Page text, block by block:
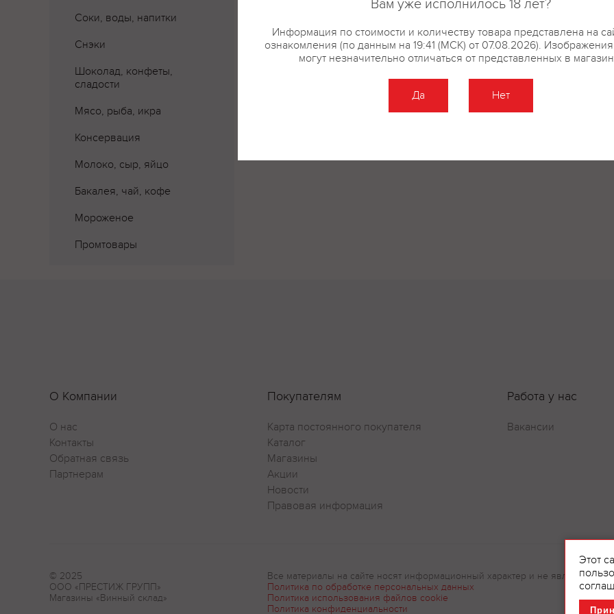
Соки, воды, напитки
Снэки
Шоколад, конфеты,
сладости
Мясо, рыба, икра
Консервация
Молоко, сыр, яйцо
Бакалея, чай, кофе
Мороженое
Промтовары
О Компании
О нас
Контакты
Обратная связь
Партнерам
Покупателям
Карта постоянного покупателя
Каталог
Магазины
Акции
Новости
Правовая информация
Работа у нас
Вакансии
© 2025
ООО «ПРЕСТИЖ ГРУПП»
Магазины «Винный склад»
Все материалы на сайте носят информационный характер и не являются
Политика по обработке персональных данных
Политика использования файлов cookie
Политика конфиденциальности
Этот
Вам уже исполнилось 18 лет?
Информация по стоимости и количеству товара представлена на
ознакомления (по данным на 19:41 (МСК) от 07.08.2026).
могут незначительно отличаться от представленных в
Да Нет